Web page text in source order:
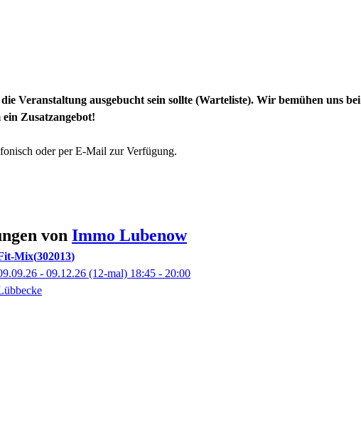
Veranstaltung ausgebucht sein sollte (Warteliste). Wir bemühen uns bei
ein Zusatzangebot!
oder per E-Mail zur Verfügung.
von Immo Lubenow
Mix 302013
- 09.12.26 (12-mal) 18:45 - 20:00